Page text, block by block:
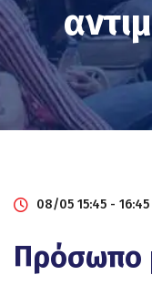
08/05 15:45 - 16:45
Πρόσωπο